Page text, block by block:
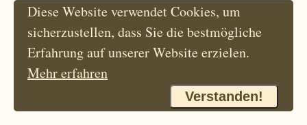
Diese Website verwendet Cookies, um
sicherzustellen, dass Sie die bestmögliche
Erfahrung auf unserer Website erzielen.
Mehr erfahren
Verstanden!